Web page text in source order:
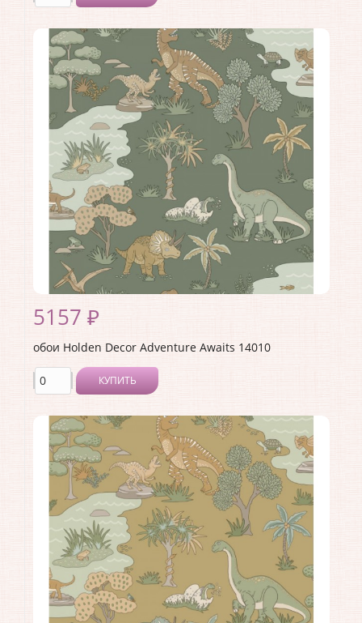
Производитель:Holden Decor
Коллекция:Adventure Awaits
Длина рулона:
Ширина рулона:0.53 .
Материал покрытия:Виниловое
Страна:
Великобритания
Материал основы:Флизелин
Раппорт:
<>
5157 ₽
обои Holden Decor Adventure Awaits 14010
КУПИТЬ
Производитель:Holden Decor
Коллекция:Adventure Awaits
Длина рулона:
Ширина рулона:0.53 .
Материал покрытия:Виниловое
Страна:
Великобритания
Материал основы: Флизелин
<>